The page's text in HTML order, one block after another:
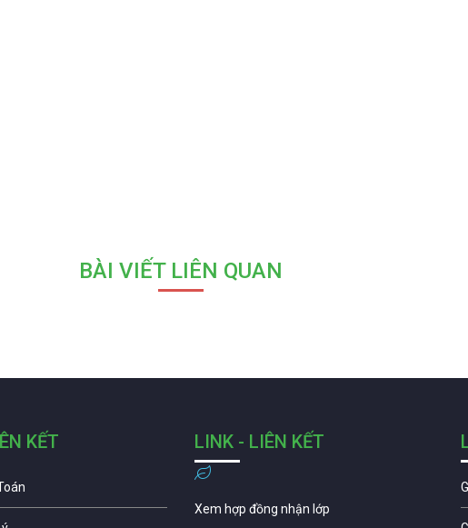
BÀI VIẾT LIÊN QUAN
KẾT LINK - LIÊN KẾT
Xem hợp đồng nhận lớp